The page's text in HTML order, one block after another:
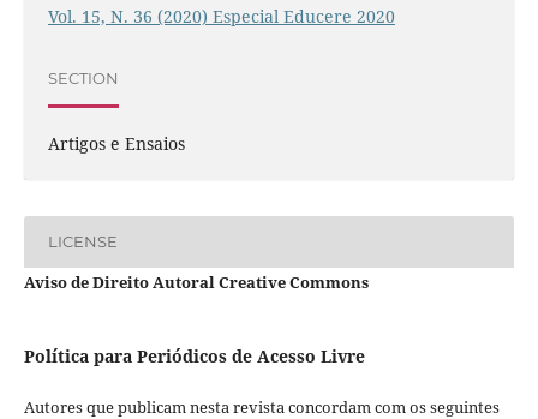
Vol. 15, N. 36 (2020) Especial Educere 2020
SECTION
Artigos e Ensaios
LICENSE
Aviso de Direito Autoral Creative Commons
Política para Periódicos de Acesso Livre
Autores que publicam nesta revista concordam com os seguintes